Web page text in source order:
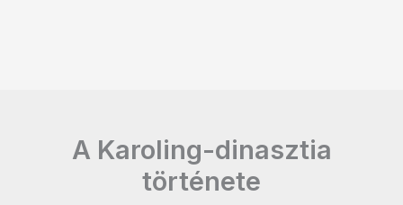
A Karoling-dinasztia
története